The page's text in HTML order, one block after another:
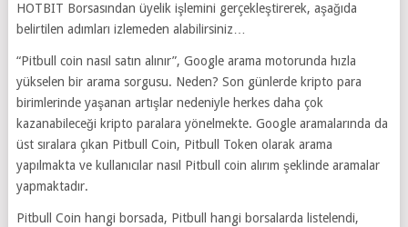
HOTBIT Borsasından üyelik işlemini gerçekleştirerek, aşağıda
belirtilen adımları izlemeden alabilirsiniz…
“Pitbull coin nasıl satın alınır”, Google arama motorunda hızla
yükselen bir arama sorgusu. Neden? Son günlerde kripto para
birimlerinde yaşanan artışlar nedeniyle herkes daha çok
kazanabileceği kripto paralara yönelmekte. Google aramalarında da
üst sıralara çıkan Pitbull Coin, Pitbull Token olarak arama
yapılmakta ve kullanıcılar nasıl Pitbull coin alırım şeklinde aramalar
yapmaktadır.
Pitbull Coin hangi borsada, Pitbull hangi borsalarda listelendi,